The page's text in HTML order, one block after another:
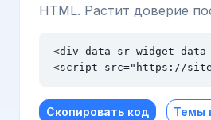
HTML. Растит доверие
<div data-sr-widget
<script src="https://
Скопировать код Темы